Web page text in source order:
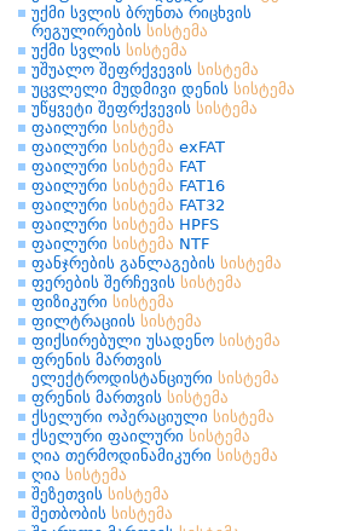
უქმი სვლის ბრუნთა რიცხვის
რეგულირების სისტემა
უქმი სვლის სისტემა
უშუალო შეფრქვევის სისტემა
უცვლელი მუდმივი დენის სისტემა
უწყვეტი შეფრქვევის სისტემა
ფაილური სისტემა
ფაილური სისტემა exFAT
ფაილური სისტემა FAT
ფაილური სისტემა FAT16
ფაილური სისტემა FAT32
ფაილური სისტემა HPFS
ფაილური სისტემა NTF
ფანჯრების განლაგების სისტემა
ფერების შერჩევის სისტემა
ფიზიკური სისტემა
ფილტრაციის სისტემა
ფიქსირებული უსადენო სისტემა
ფრენის მართვის
ელექტროდისტანციური სისტემა
ფრენის მართვის სისტემა
ქსელური ოპერაციული სისტემა
ქსელური ფაილური სისტემა
ღია თერმოდინამიკური სისტემა
ღია სისტემა
შეზეთვის სისტემა
შეთბობის სისტემა